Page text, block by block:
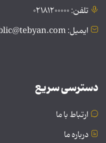
تلفن: ۰۲۱۸۱۲۰۰۰۰۰
ایمیل: public@tebyan.com
دسترسی سریع
ارتباط با ما
درباره ما